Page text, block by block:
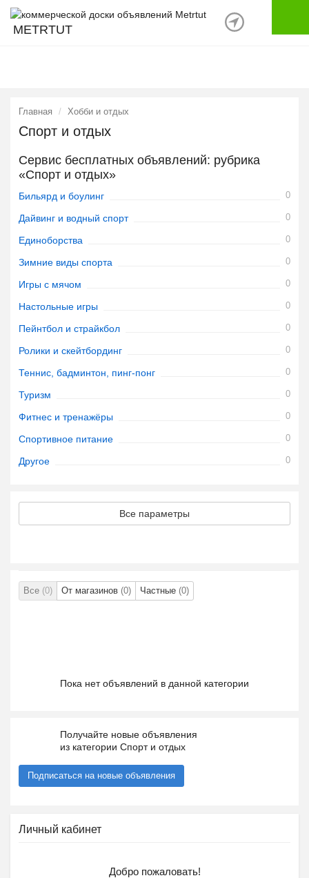
METRTUT
Главная Хобби и отдых
Спорт и отдых
Сервис бесплатных объявлений: рубрика
«Спорт и отдых»
Бильярд и боулинг 0
Дайвинг и водный спорт 0
Единоборства 0
Зимние виды спорта 0
Игры с мячом 0
Настольные игры 0
Пейнтбол и страйкбол 0
Ролики и скейтбординг 0
Теннис, бадминтон, пинг-понг 0
Туризм 0
Фитнес и тренажёры 0
Спортивное питание 0
Другое 0
Все параметры
Все (0) От магазинов (0) Частные (0)
Пока нет объявлений в данной категории
Получайте новые объявления
из категории Спорт и отдых
Подписаться на новые объявления
Личный кабинет
Добро пожаловать!